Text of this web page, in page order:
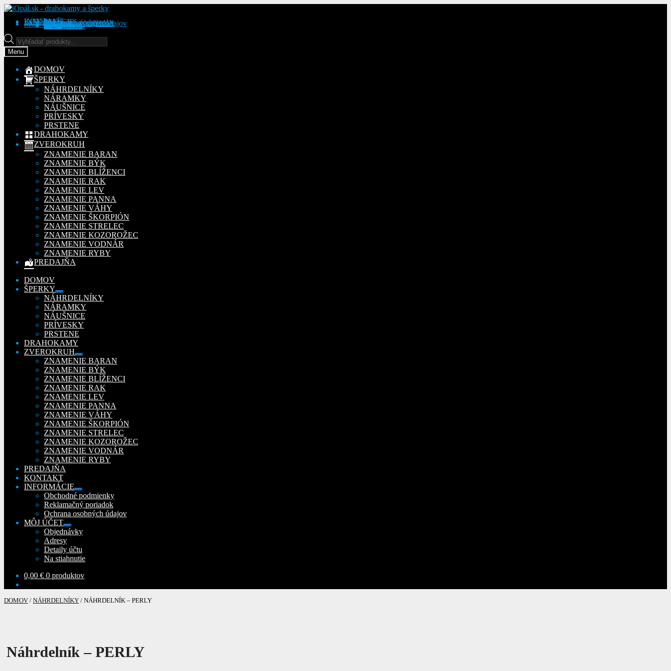
Preskočiť
navigáciu
Preskočiť
obsah
KONTAKT
INFORMÁCIE
Obchodné podmienky
Reklamačný poriadok
Ochrana osobných údajov
MÔJ ÚČETObjednávky
Adresy
Detaily účtu
Na stiahnutie
Products
search
Menu
DOMOV
ŠPERKY
NÁHRDELNÍKY
NÁRAMKY
NÁUŠNICE
PRÍVESKY
PRSTENE
DRAHOKAMY
ZVEROKRUH
ZNAMENIE BARAN
ZNAMENIE BÝK
ZNAMENIE BLÍŽENCI
ZNAMENIE RAK
ZNAMENIE LEV
ZNAMENIE PANNA
ZNAMENIE VÁHY
ZNAMENIE ŠKORPIÓN
ZNAMENIE STRELEC
ZNAMENIE KOZOROŽEC
ZNAMENIE VODNÁR
ZNAMENIE RYBY
PREDAJŇA
DOMOV
ŠPERKY
Rozbaliť
podradené
menu
NÁHRDELNÍKY
NÁRAMKY
NÁUŠNICE
PRÍVESKY
PRSTENE
DRAHOKAMY
ZVEROKRUH
Rozbaliť
podradené
menu
ZNAMENIE BARAN
ZNAMENIE BÝK
ZNAMENIE BLÍŽENCI
ZNAMENIE RAK
ZNAMENIE LEV
ZNAMENIE PANNA
ZNAMENIE VÁHY
ZNAMENIE ŠKORPIÓN
ZNAMENIE STRELEC
ZNAMENIE KOZOROŽEC
ZNAMENIE VODNÁR
ZNAMENIE RYBY
PREDAJŇA
KONTAKT
INFORMÁCIE
Rozbaliť
podradené
menu
Obchodné podmienky
Reklamačný poriadok
Ochrana osobných údajov
MÔJ ÚČET
Rozbaliť
podradené
Objednávky
Adresy
Detaily účtu
Na stiahnutie
0,00 € 0 produktov
DOMOV / NÁHRDELNÍKY / NÁHRDELNÍK – PERLY
Náhrdelník – PERLY